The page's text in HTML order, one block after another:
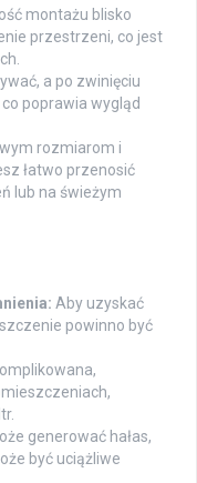
montażu blisko
przestrzeni, co jest
a po zwinięciu
poprawia wygląd
rozmiarom i
łatwo przenosić
lub na świeżym
Aby uzyskać
powinno być
generować hałas,
być uciążliwe